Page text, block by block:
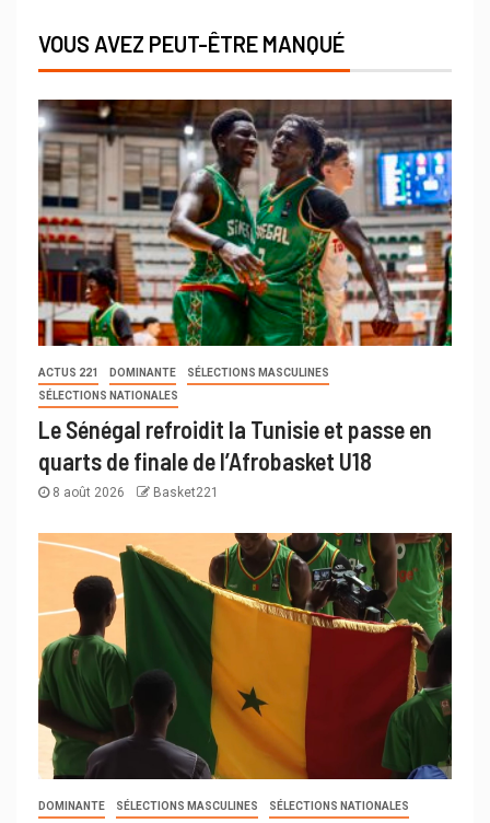
VOUS AVEZ PEUT-ÊTRE MANQUÉ
ACTUS 221 DOMINANTE
SÉLECTIONS MASCULINES
SÉLECTIONS NATIONALES
Le Sénégal refroidit la Tunisie et passe en
quarts de finale de l’Afrobasket U18
8 août 2026 Basket221
DOMINANTE SÉLECTIONS MASCULINES SÉLECTIONS NATIONALES